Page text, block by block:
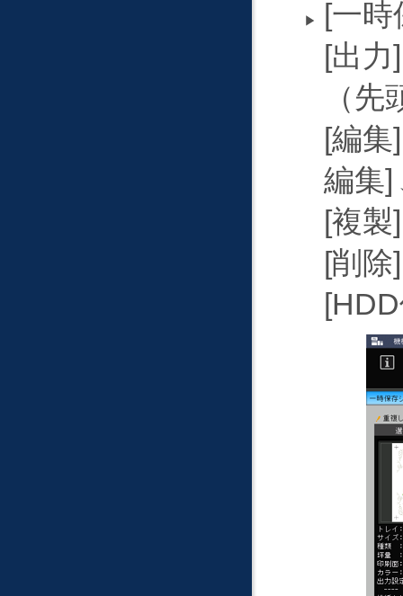
一時
出力
（
編集
編集
複製
削除